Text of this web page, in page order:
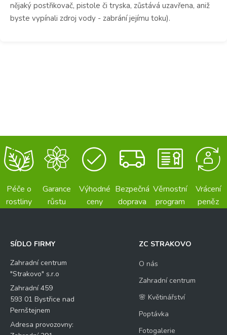
nějaký postřikovač, pistole či tryska, zůstává uzavřena, aniž
byste vypínali zdroj vody - zabrání jejímu toku).
Péče o
rostliny
Garance
růstu
Výhodné
ceny
Bezpečná
doprava
Věrnostní
program
Vrácení
peněz
SÍDLO FIRMY
Zahradní centrum
"Strakovo" s.r.o
Zahradní 459
593 01 Bystřice nad
Pernštejnem
Adresa provozovny:
ZC STRAKOVO
O nás
Zahradní centrum
🌸 Květinářství
Poptávka
Fotogalerie